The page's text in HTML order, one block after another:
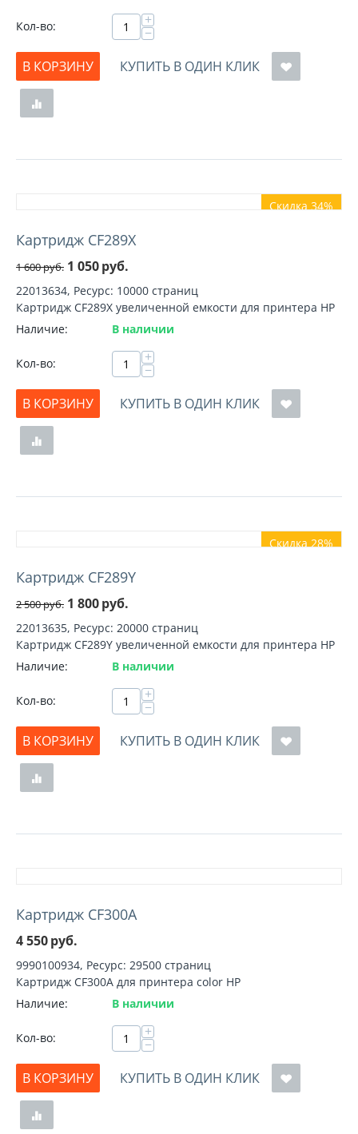
Кол-во: +
−
В КОРЗИНУ
КУПИТЬ В ОДИН КЛИК
Скидка 34%
Картридж CF289X
1 600руб. 1 050руб.
22013634, Ресурс: 10000 страниц
Картридж CF289X увеличенной емкости для принтера HP
Наличие:
В наличии
Кол-во: +
−
В КОРЗИНУ
КУПИТЬ В ОДИН КЛИК
Скидка 28%
Картридж CF289Y
2 500руб. 1 800руб.
22013635, Ресурс: 20000 страниц
Картридж CF289Y увеличенной емкости для принтера HP
Наличие:
В наличии
Кол-во: +
−
В КОРЗИНУ
КУПИТЬ В ОДИН КЛИК
Картридж CF300A
4 550руб.
9990100934, Ресурс: 29500 страниц
Картридж CF300A для принтера color HP
Наличие:
В наличии
Кол-во: +
−
В КОРЗИНУ
КУПИТЬ В ОДИН КЛИК